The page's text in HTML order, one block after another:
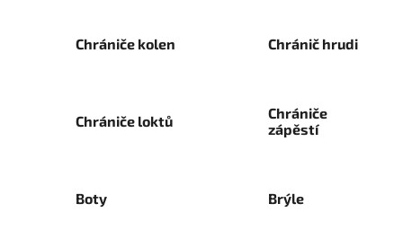
Chrániče kolen Chránič hrudi
Chrániče loktů
Chrániče
zápěstí
Boty Brýle